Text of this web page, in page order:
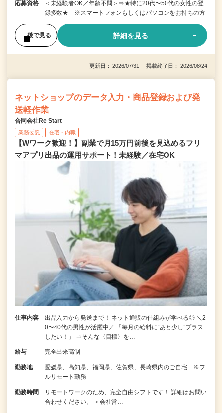
応募資格
＜未経験者OK／年齢不問＞⇒★特に20代〜50代の女性の登
録多数★ ※スマートフォンもしくはパソコンをお持ちの方
後で見る 詳細を見る
更新日： 2026/07/31 掲載終了日： 2026/08/24
ネットショップのデータ入力・商品登録および発
送軽作業
合同会社Re Start
業務委託 在宅・内職
【Wワーク歓迎！】副業で月15万円前後を見込めるフリ
マアプリ出品の運用サポート！未経験／在宅OK
仕事内容
出品入力から発送まで！ ネット通販の仕組みが学べる◎ ＼2
0〜40代の男性が活躍中／ 「毎月の給料に“あと少し”プラス
したい！」 ⇒そんな〈目標〉を…
給与 完全出来高制
勤務地
愛媛県、高知県、福岡県、佐賀県、長崎県内のご自宅 ※フ
ルリモート勤務
勤務時間
リモートワークのため、完全自由シフトです！ 詳細はお問い
合わせください。 ＜会社営…